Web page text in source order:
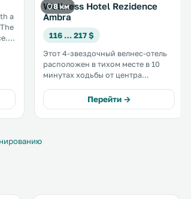
a
8 км
Wellness Hotel Rezidence
Ambra
116 … 217 $
Этот 4-звездочный велнес-отель
расположен в тихом месте в 10
минутах ходьбы от центра
салон с крытым бассейном,
гидромассажной ванной и
Перейти →